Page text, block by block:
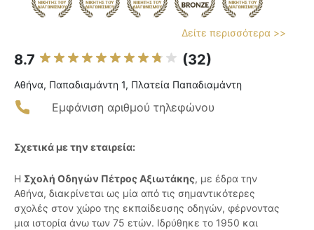
Δείτε περισσότερα >>
8.7 (32)
Αθήνα, Παπαδιαμάντη 1, Πλατεία Παπαδιαμάντη
Εμφάνιση αριθμού τηλεφώνου
Σχετικά με την εταιρεία:
Η Σχολή Οδηγών Πέτρος Αξιωτάκης, με έδρα την
Αθήνα, διακρίνεται ως μία από τις σημαντικότερες
σχολές στον χώρο της εκπαίδευσης οδηγών, φέρνοντας
μια ιστορία άνω των 75 ετών. Ιδρύθηκε το 1950 και